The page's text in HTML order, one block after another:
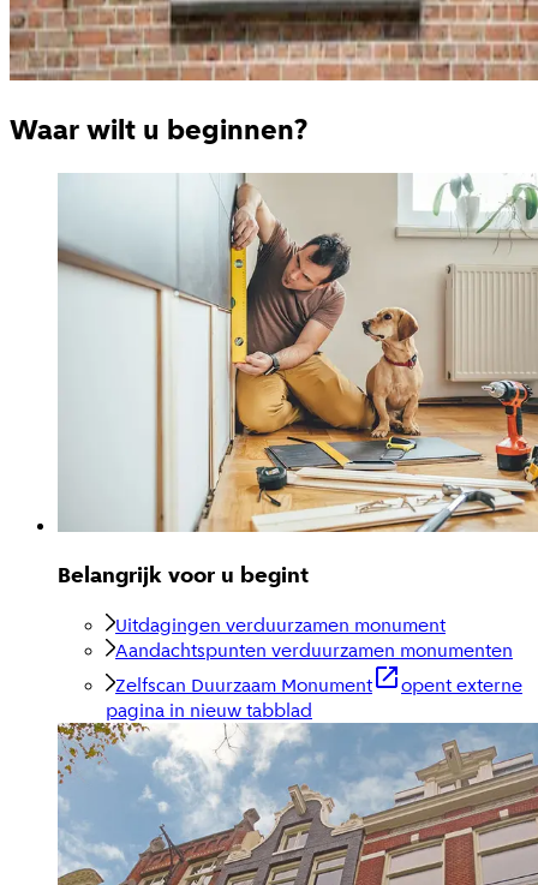
Waar wilt u beginnen?
Belangrijk voor u begint
Uitdagingen verduurzamen monument
Aandachtspunten verduurzamen monumenten
Zelfscan Duurzaam Monument
opent externe
pagina in nieuw tabblad